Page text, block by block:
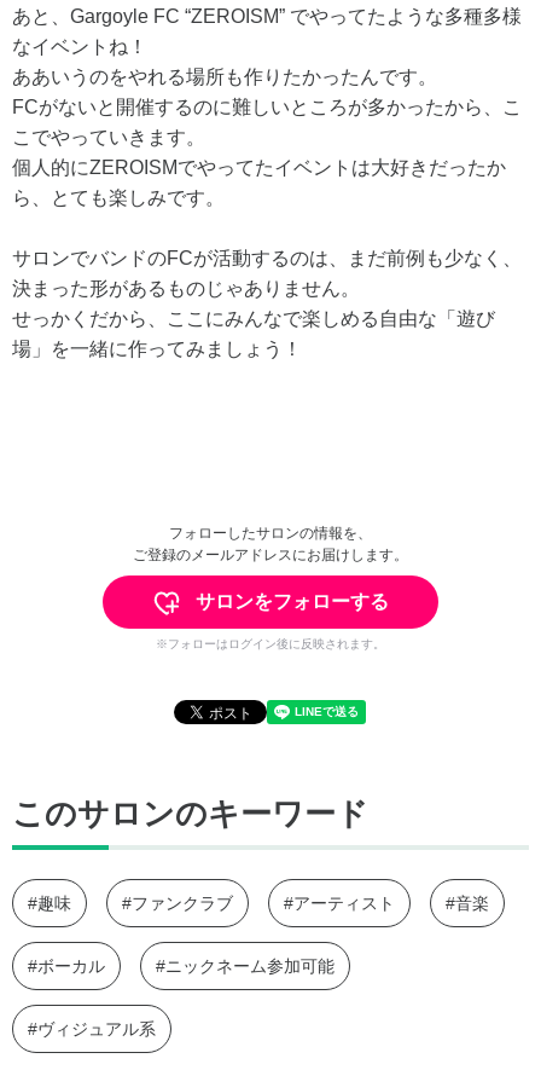
あと、Gargoyle FC “ZEROISM” でやってたような多種多様
なイベントね！
ああいうのをやれる場所も作りたかったんです。
FCがないと開催するのに難しいところが多かったから、こ
こでやっていきます。
個人的にZEROISMでやってたイベントは大好きだったか
ら、とても楽しみです。
サロンでバンドのFCが活動するのは、まだ前例も少なく、
決まった形があるものじゃありません。
せっかくだから、ここにみんなで楽しめる自由な「遊び
場」を一緒に作ってみましょう！
フォローしたサロンの情報を、
ご登録のメールアドレスにお届けします。
サロンをフォローする
※フォローはログイン後に反映されます。
このサロンのキーワード
#趣味 #ファンクラブ #アーティスト #音楽
#ボーカル #ニックネーム参加可能
#ヴィジュアル系